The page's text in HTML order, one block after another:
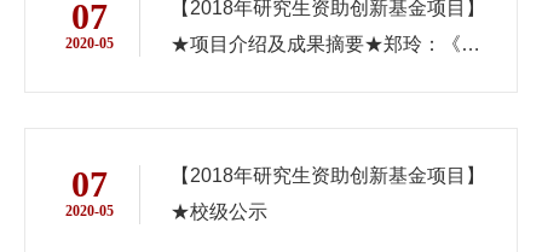
07
2020-05
【2018年研究生资助创新基金项目】
★项目介绍及成果摘要★郑玲：《不
07
2020-05
【2018年研究生资助创新基金项目】
★校级公示